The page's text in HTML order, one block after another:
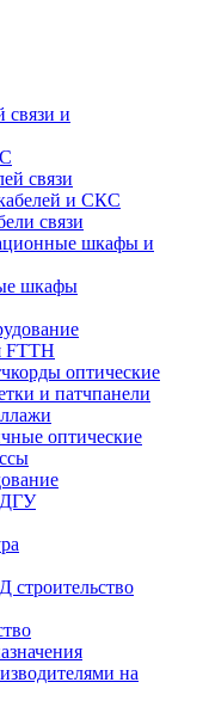
связи и
связи
и СКС
связи
шкафы и
шкафы
FTTH
оптические
и патчпанели
оптические
на